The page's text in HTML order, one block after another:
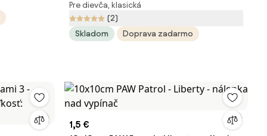
textilná nálepka na stenu
Pre dievča, klasická
(2)
Skladom
Doprava zadarmo
1,5 €